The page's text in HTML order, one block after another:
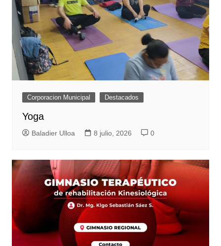
Corporacion Municipal Destacados
Yoga
Baladier Ulloa 8 julio, 2026 0